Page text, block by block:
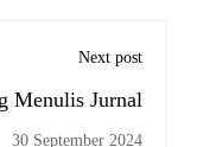
Next post
Menulis Jurnal
30 September 2024